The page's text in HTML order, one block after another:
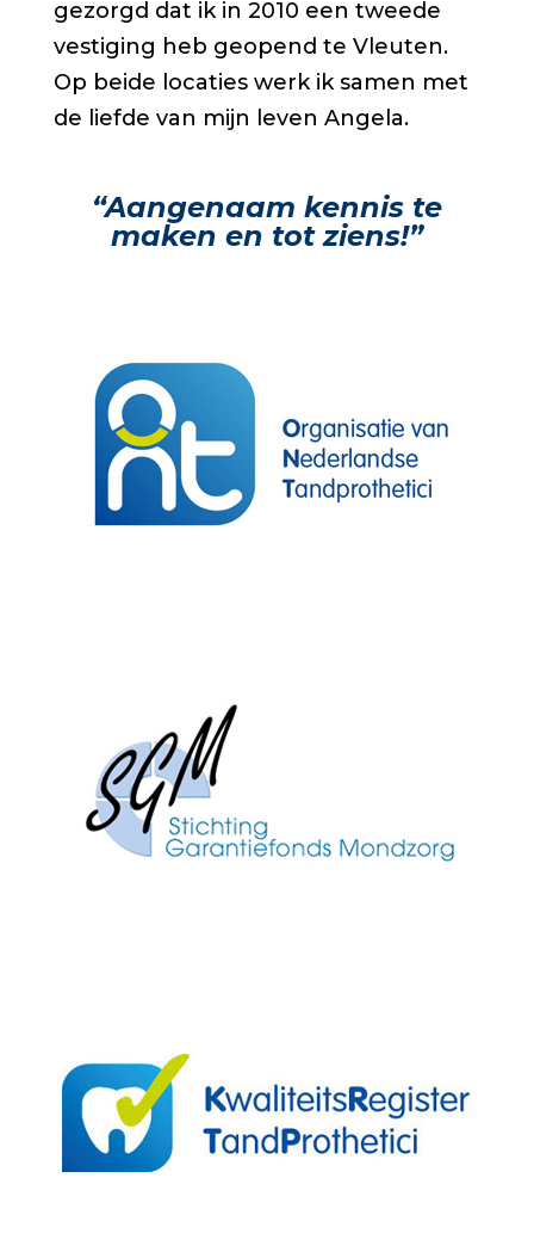
gezorgd dat ik in 2010 een tweede
vestiging heb geopend te Vleuten.
Op beide locaties werk ik samen met
de liefde van mijn leven Angela.
“Aangenaam kennis te
maken en tot ziens!”